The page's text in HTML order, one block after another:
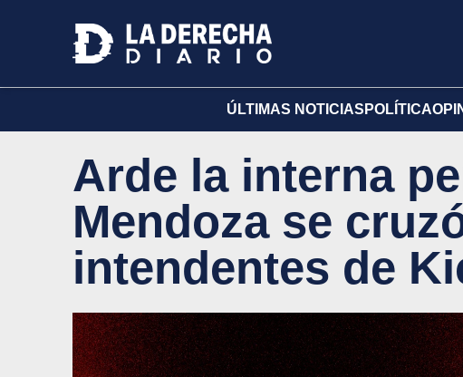
ÚLTIMAS NOTICIAS POLÍTICA
Arde la interna
Mendoza se
intendentes de